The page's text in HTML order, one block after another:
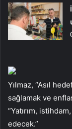
Yılmaz, “Asıl
sağlamak ve
“Yatırım,
edecek.”